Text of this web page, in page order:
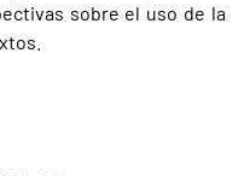
sobre el uso de la